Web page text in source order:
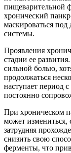
пищеварительной
хронический
маскироваться
системы.
Проявления
стадии ее
сильной болью,
продолжаться
наступает период
постоянно
При хроническом
может измениться,
затрудняя
снизить свою
ферменты, что